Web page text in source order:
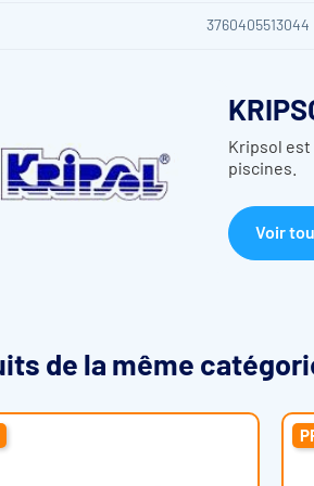
à coller incluse)
mécanique
Classe F,
3760405513044
Kripsol
piscines.
Voir
de la même